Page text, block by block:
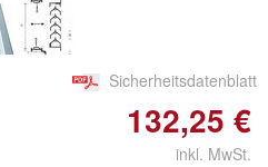
Sicherheitsdatenblatt
132,25 €
inkl. MwSt.